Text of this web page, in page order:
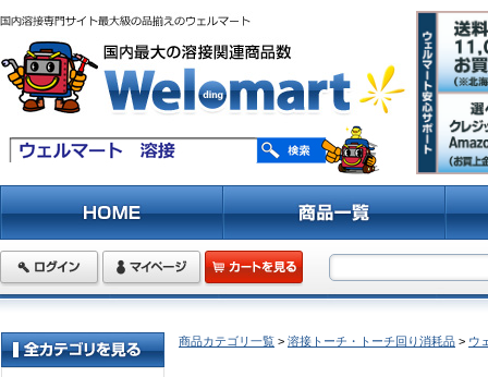
商品カテゴリ一覧 > 溶接トーチ・トーチ回り消耗品 > ウ